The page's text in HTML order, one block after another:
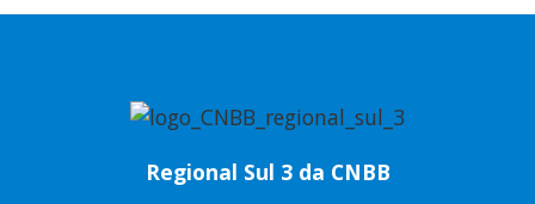
Regional Sul 3 da CNBB